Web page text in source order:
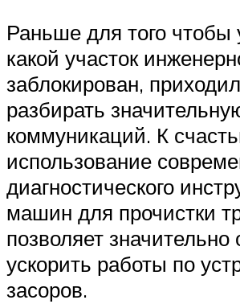
Раньше для того чтобы
какой участок
заблокирован,
разбирать
коммуникаций. К
использование
диагностического
машин для прочистки
позволяет значительно
ускорить работы по
засоров.